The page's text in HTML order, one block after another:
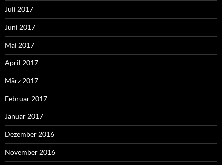
Juli 2017
Juni 2017
Mai 2017
April 2017
März 2017
Februar 2017
Januar 2017
Dezember 2016
November 2016